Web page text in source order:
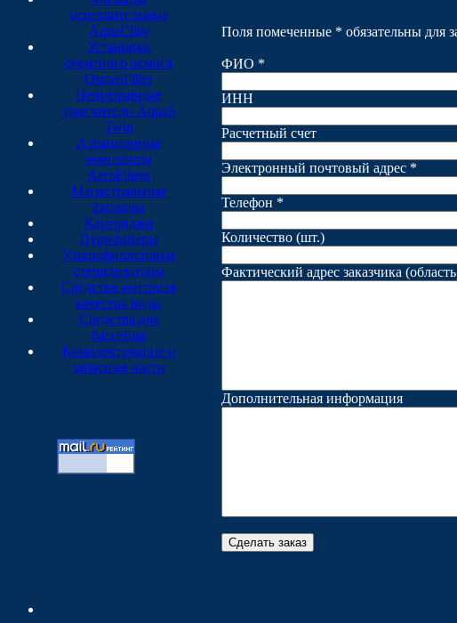
осветлительные
AquaChist
Установки
обратного осмоса
OsmosFilter
Непрерывные
умягчители AquaS
Twin
Аэрационные
комплекты
AeroFilters
Магистральные
фильтры
Картриджи
Пурифайеры
Ультрафиолетовые
стерилизаторы
Средства контроля
качества воды
Средства для
бассейна
Комплектующие и
запасные части
Поля помеченные * обязательны для
ФИО *
ИНН
Расчетный счет
Электронный почтовый адрес *
Телефон *
Количество (шт.)
Фактический адрес заказчика
Дополнительная информация